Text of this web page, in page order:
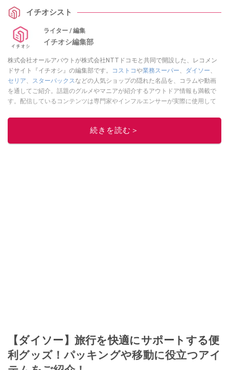
イチオシスト
ライター / 編集
イチオシ編集部
株式会社オールアバウトが株式会社NTTドコモと共同で開設した、レコメン
ドサイト『イチオシ』の編集部です。
コストコや業務スーパー、 ダイソー、
セリア、 スターバックスなどの人気ショップの隠れた名品を、コラムや動画
を通してご紹介。話題のグルメやマニアが紹介するアウトドア情報も満載で
す。配信しているコンテンツは専門家やインフルエンサーが実際に使用して
ニュースでフォロー
続きを読む＞
【ダイソー】旅行を快適にサポートする便
利グッズ！パッキングや移動に役立つアイ